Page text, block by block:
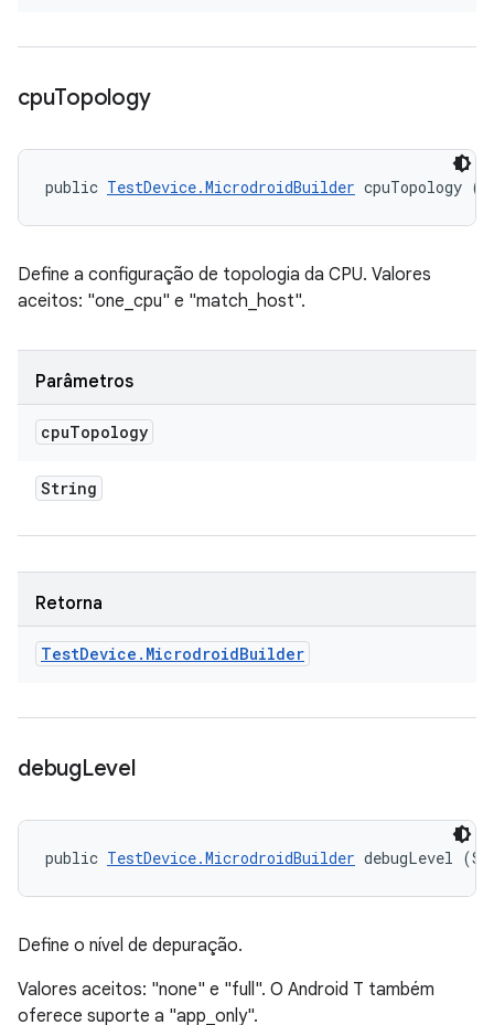
cpuTopology
public TestDevice.MicrodroidBuilder cpuTopology
Define a configuração de topologia da CPU. Valores
aceitos: "one_cpu" e "match_host".
Parâmetros
cpuTopology
String
Retorna
TestDevice . MicrodroidBuilder
debugLevel
public TestDevice.MicrodroidBuilder debugLevel
Define o nível de depuração.
Valores aceitos: "none" e "full". O Android T também
oferece suporte a "app_only".